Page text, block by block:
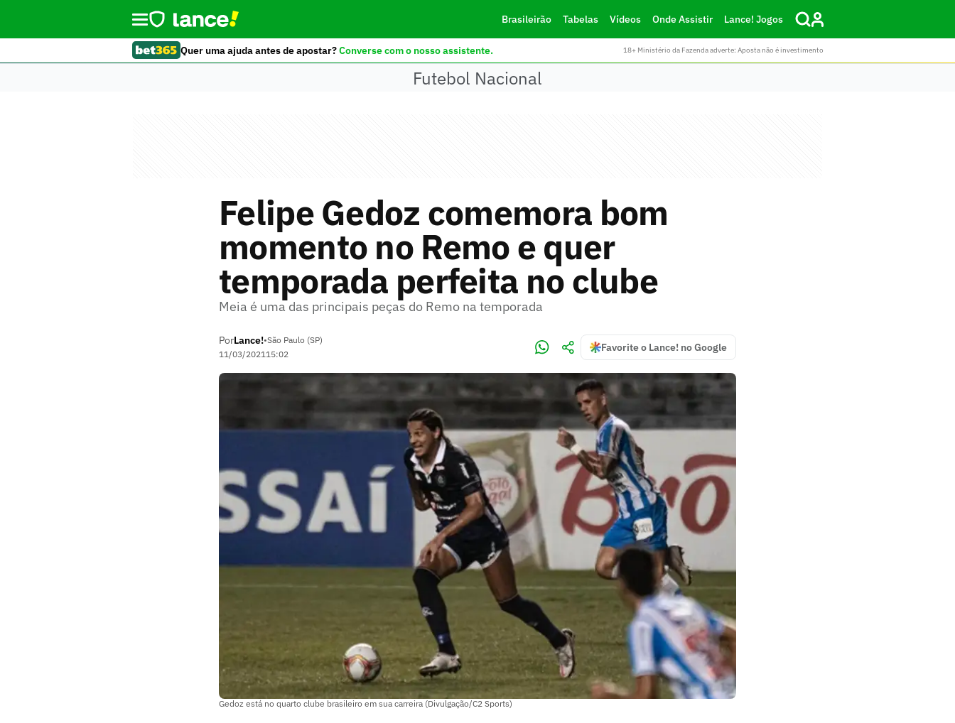
Brasileirão Tabelas Vídeos Onde Assistir Lance! Jogos
Quer uma ajuda antes de apostar?Converse com o nosso assistente. 18+ Ministério da Fazenda adverte: Aposta não é investimento
Futebol Nacional
Felipe Gedoz comemora bom
momento no Remo e quer
temporada perfeita no clube
Meia é uma das principais peças do Remo na temporada
PorLance!•São Paulo (SP)
11/03/202115:02
Favorite o Lance! no Google
Gedoz está no quarto clube brasileiro em sua carreira (Divulgação/C2 Sports)